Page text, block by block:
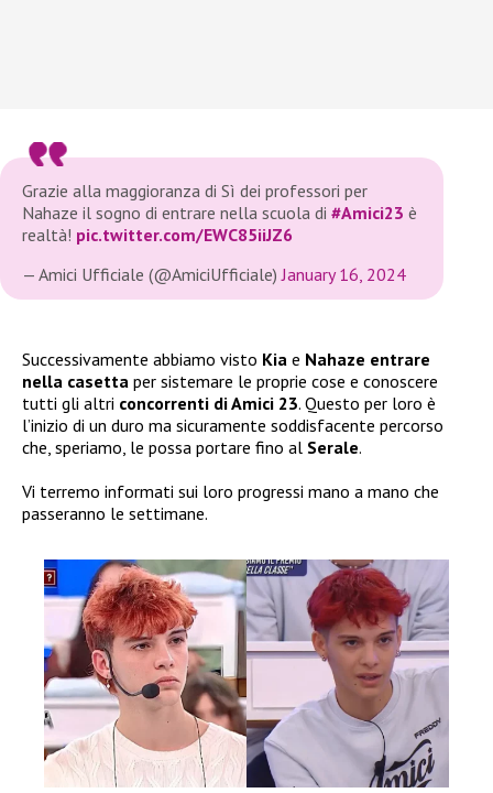
Grazie alla maggioranza di Sì dei professori per
Nahaze il sogno di entrare nella scuola di #Amici23 è
realtà! pic.twitter.com/EWC85iiJZ6
— Amici Ufficiale (@AmiciUfficiale)January 16, 2024
Successivamente abbiamo visto Kia e Nahaze entrare
nella casetta per sistemare le proprie cose e conoscere
tutti gli altri concorrenti di Amici 23. Questo per loro è
l’inizio di un duro ma sicuramente soddisfacente percorso
che, speriamo, le possa portare fino al Serale.
Vi terremo informati sui loro progressi mano a mano che
passeranno le settimane.